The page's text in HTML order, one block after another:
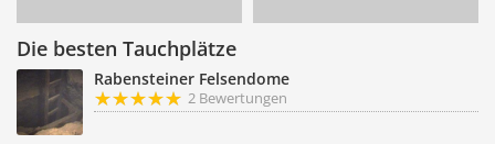
Die besten Tauchplätze
Rabensteiner Felsendome
2 Bewertungen